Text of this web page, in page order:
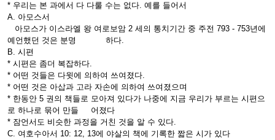
* 우리는 본 과에서 다 다룰 수는 없다. 예를 들어서
A. 아모스서
아모스가 이스라엘 왕 여로보암 2 세의 통치기간 중 주전 793 - 753년에
예언했던 것은 분명 하다.
B. 시편
* 시편은 좀더 복잡하다.
* 어떤 것들은 다윗에 의하여 쓰여졌다.
* 어떤 것은 아삽과 고라 자손에 의하여 쓰여졌으며
* 한동안 5 권의 책들로 모아져 있다가 나중에 지금 우리가 부르는 시편으
로 하나로 묶어 만들 어졌다
* 잠언서도 비슷한 과정을 거친 것을 알 수 있다.
C. 여호수아서 10: 12, 13에 야살의 책에 기록한 짧은 시가 있다